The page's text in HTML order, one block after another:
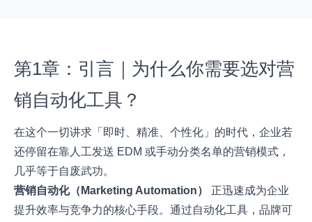
第1章：引言｜为什么你需要选对营
销自动化工具？
在这个一切讲求「即时、精准、个性化」的时代，企业若
还停留在靠人工发送 EDM 或手动分类名单的营销模式，
几乎等于自废武功。
营销自动化（Marketing Automation）
正迅速成为企业
提升效率与竞争力的核心手段。通过自动化工具，品牌可